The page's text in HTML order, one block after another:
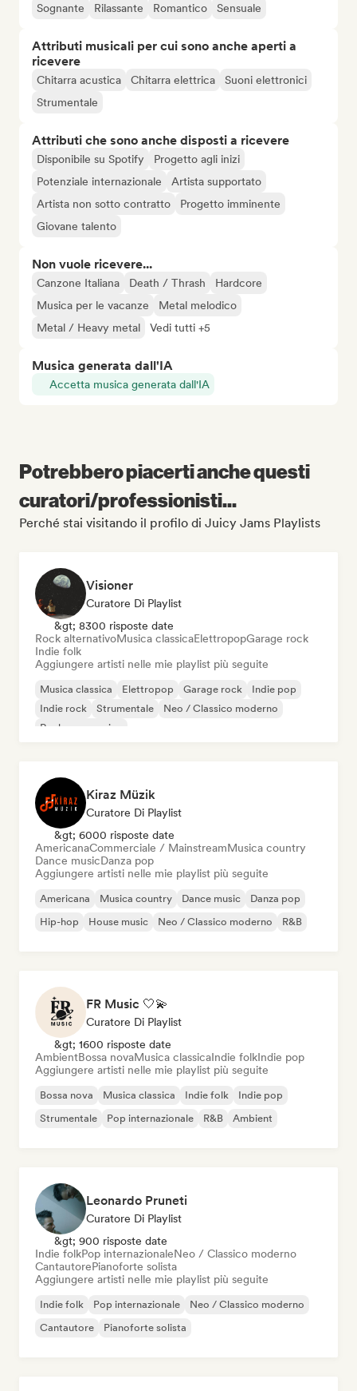
Sognante Rilassante Romantico Sensuale
Attributi musicali per cui sono anche aperti a
ricevere
Chitarra acustica Chitarra elettrica
Suoni elettronici
Strumentale
Attributi che sono anche disposti a ricevere
Disponibile su Spotify
Progetto agli inizi
Potenziale internazionale
Artista supportato
Artista non sotto contratto
Progetto imminente
Giovane talento
Non vuole ricevere...
Canzone Italiana Death / Thrash
Hardcore
Musica per le vacanze
Metal melodico
Metal / Heavy metal
Vedi tutti +5
Musica generata dall'IA
Accetta musica generata dall'IA
Potrebbero piacerti anche questi
curatori/professionisti...
Perché stai visitando il profilo di Juicy Jams Playlists
Visioner
Curatore Di Playlist
&gt; 8300 risposte date
Rock alternativoMusica classicaElettropopGarage rock
Indie folk
Aggiungere artisti nelle mie playlist più seguite
Musica classica Elettropop Garage rock
Indie pop
Indie rock
Strumentale
Neo / Classico moderno
Rock progressivo
Kiraz Müzik
Curatore Di Playlist
&gt; 6000 risposte date
AmericanaCommerciale / MainstreamMusica country
Dance musicDanza pop
Aggiungere artisti nelle mie playlist più seguite
Americana Musica country Dance music
Danza pop
Hip-hop
House music Neo / Classico moderno R&B
FR Music 🤍💫
Curatore Di Playlist
&gt; 1600 risposte date
AmbientBossa novaMusica classicaIndie folkIndie pop
Aggiungere artisti nelle mie playlist più seguite
Bossa nova Musica classica Indie folk
Indie pop
Strumentale
Pop internazionale R&B Ambient
Leonardo Pruneti
Curatore Di Playlist
&gt; 900 risposte date
Indie folkPop internazionaleNeo / Classico moderno
CantautorePianoforte solista
Aggiungere artisti nelle mie playlist più seguite
Indie folk Pop internazionale
Neo / Classico moderno
Cantautore
Pianoforte solista